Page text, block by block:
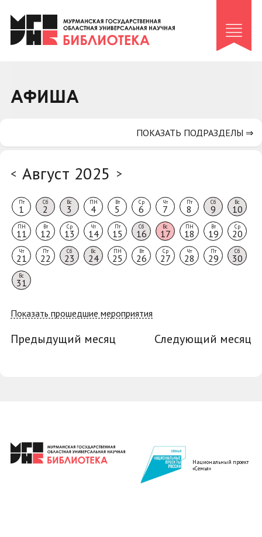
Клуб «Гиря и сельдерей»
Клуб «Семейный архив»
Коллегам
АФИША
< Август 2025 >
Пт
1
Сб
2
Вс
3
ПН
4
Вт
5
Ср
6
Чт
7
Пт
8
Сб
9
Вс
10
ПН
11
Вт
12
Ср
13
Чт
14
Пт
15
Сб
16
Вс
17
ПН
18
Вт
19
Ср
20
Чт
21
Пт
22
Сб
23
Вс
24
ПН
25
Вт
26
Ср
27
Чт
28
Пт
29
Сб
30
Вс
31
Показать прошедшие мероприятия
Предыдущий месяц Следующий месяц
ПОКАЗАТЬ ПОДРАЗДЕЛЫ ⇒
Национальный проект
«Семья»